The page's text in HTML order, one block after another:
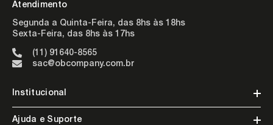
Atendimento
Segunda a Quinta-Feira, das 8hs às 18hs
Sexta-Feira, das 8hs às 17hs
(11) 91640-8565
sac@obcompany.com.br
Institucional
Ajuda e Suporte